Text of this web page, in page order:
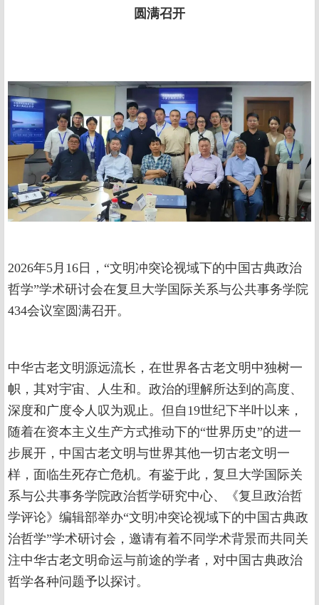
圆满召开
2026年5月16日，“文明冲突论视域下的中国古典政治
哲学”学术研讨会在复旦大学国际关系与公共事务学院
434会议室圆满召开。
中华古老文明源远流长，在世界各古老文明中独树一
帜，其对宇宙、人生和。政治的理解所达到的高度、
深度和广度令人叹为观止。但自19世纪下半叶以来，
随着在资本主义生产方式推动下的“世界历史”的进一
步展开，中国古老文明与世界其他一切古老文明一
样，面临生死存亡危机。有鉴于此，复旦大学国际关
系与公共事务学院政治哲学研究中心、《复旦政治哲
学评论》编辑部举办“文明冲突论视域下的中国古典政
治哲学”学术研讨会，邀请有着不同学术背景而共同关
注中华古老文明命运与前途的学者，对中国古典政治
哲学各种问题予以探讨。